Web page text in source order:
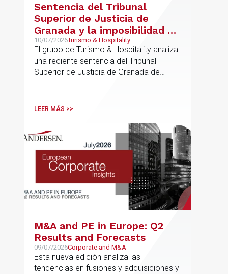
Sentencia del Tribunal
Superior de Justicia de
Granada y la imposibilidad de
Interpretar el Plan General
de Ordenación Urbana
(“PGOU”) para equiparar las
viviendas turísticas y los
autonómica y estatal
10/07/2026Turismo & Hospitality
El grupo de Turismo & Hospitality analiza
una reciente sentencia del Tribunal
Superior de Justicia de Granada de
LEER MÁS >>
M&A and PE in Europe: Q2
Results and Forecasts
09/07/2026Corporate and M&A
Esta nueva edición analiza las
tendencias en fusiones y adquisiciones y